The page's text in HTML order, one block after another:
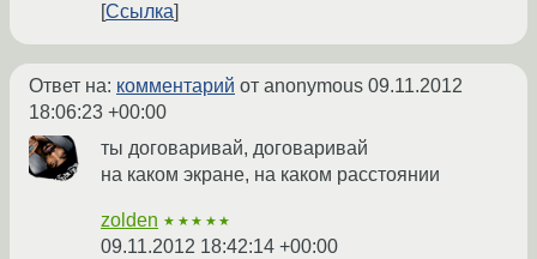
Ссылка
Ответ на: комментарий от anonymous 09.11.2012
18:06:23 +00:00
ты договаривай, договаривай
на каком экране, на каком расстоянии
zolden ★★★★★
09.11.2012 18:42:14 +00:00